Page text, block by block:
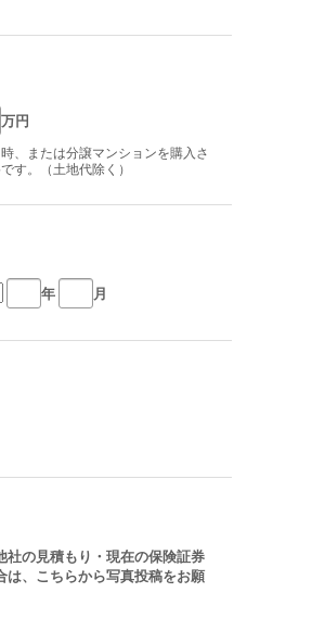
万円
、または分譲マンションを購入さ
す。（土地代除く）
年 月
社の見積もり・現在の保険証券
は、こちらから写真投稿をお願